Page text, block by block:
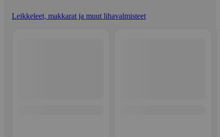
Leikkeleet, makkarat ja muut lihavalmisteet